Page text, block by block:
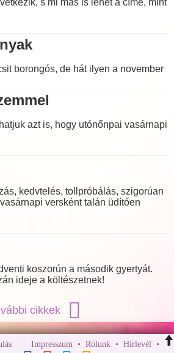
borongós, de hát ilyen a november
azt is, hogy utónőnpai vasárnapi
kedvtelés, tollpróbálás, szigorúan
versként talán üdítően
koszorún a második gyertyát.
ideje a költészetnek!
cikkek
Impresszum • Rólunk• Hírlevél •